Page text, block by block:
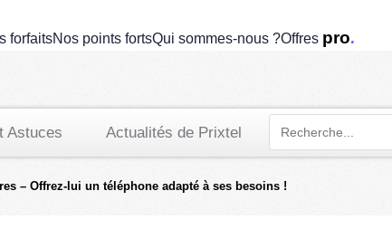
forfaitsNos points fortsQui sommes-nous ?Offres pro.
Astuces Actualités de Prixtel
– Offrez-lui un téléphone adapté à ses besoins !